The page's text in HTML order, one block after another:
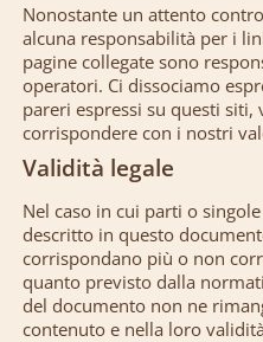
Nonostante un attento
alcuna responsabilità per i
pagine collegate sono
operatori. Ci dissociamo
pareri espressi su questi
corrispondere con i nostri
Validità legale
Nel caso in cui parti o
descritto in questo
corrispondano più o non
quanto previsto dalla
del documento non ne
contenuto e nella loro